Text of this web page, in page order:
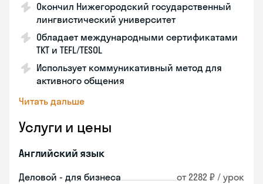
Окончил Нижегородский государственный
лингвистический университет
Обладает международными сертификатами
TKT и TEFL/TESOL
Использует коммуникативный метод для
активного общения
Читать дальше
Услуги и цены
Английский язык
Деловой - для бизнеса от 2282 ₽ / урок